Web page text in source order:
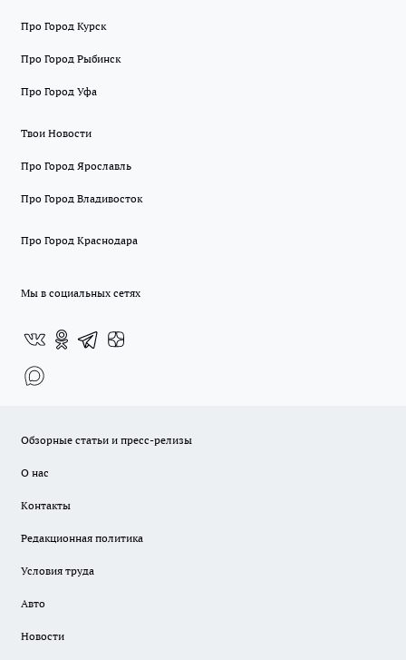
Про Город Курск
Про Город Рыбинск
Про Город Уфа
Твои Новости
Про Город Ярославль
Про Город Владивосток
Про Город Краснодара
Мы в социальных сетях
Обзорные статьи и пресс-релизы
О нас
Контакты
Редакционная политика
Условия труда
Авто
Новости